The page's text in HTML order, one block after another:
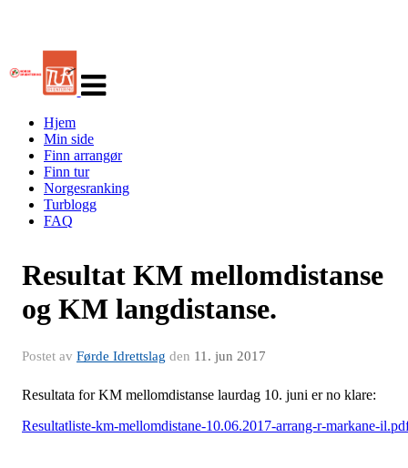
navigasjon
Hjem
Min side
Finn arrangør
Finn tur
Norgesranking
Turblogg
FAQ
Resultat KM mellomdistanse
og KM langdistanse.
Postet av Førde Idrettslag den 11. jun 2017
Resultata for KM mellomdistanse laurdag 10. juni er no klare:
Resultatliste-km-mellomdistane-10.06.2017-arrang-r-markane-